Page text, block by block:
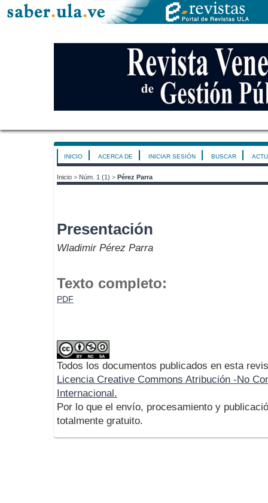
INICIO ACERCA DE INICIAR SESIÓN BUSCAR
Inicio > Núm. 1 (1) > Pérez Parra
Presentación
Wladimir Pérez Parra
Texto completo:
PDF
Todos los documentos publicados en esta
Licencia Creative Commons Atribución -No
Internacional.
Por lo que el envío, procesamiento y
totalmente gratuito.